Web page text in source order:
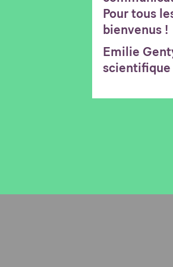
Pour tous
bienvenus !
Emilie
scientifique